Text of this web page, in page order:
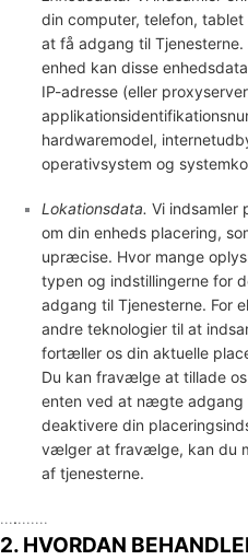
din computer, telefon,
at få adgang til
enhed kan disse
IP-adresse (eller
hardwaremodel,
operativsystem og
Lokationsdata. Vi indsamler
om din enheds placering,
upræcise. Hvor mange
typen og indstillingerne for
adgang til Tjenesterne. For
andre teknologier til at
fortæller os din aktuelle
Du kan fravælge at tillade
enten ved at nægte adgang
deaktivere din
vælger at fravælge, kan du
af tjenesterne.
...........
2. HVORDAN